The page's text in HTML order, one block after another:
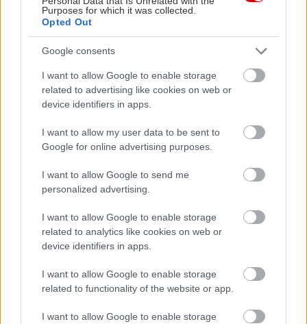
Purposes for which it was collected.
Opted Out
Google consents
I want to allow Google to enable storage
related to advertising like cookies on web or
device identifiers in apps.
I want to allow my user data to be sent to
Google for online advertising purposes.
I want to allow Google to send me
personalized advertising.
I want to allow Google to enable storage
related to analytics like cookies on web or
device identifiers in apps.
I want to allow Google to enable storage
related to functionality of the website or app.
I want to allow Google to enable storage
Ένα κρητικό νεοκαφενείο, μικρό αλλά άκρως
φιλόξενο και παρεΐστικο, μπαίνει σε ρυθμούς
καλοκαιριού, απλώνει τα τραπεζάκια στο φαρδύ
πεζοδρόμιο, στήνοντας ένα υπαίθριο ρακάδικο
που ποντάρει στις παραδοσιακές γεύσεις. Ντάκος,
σφακιανές πίτες, μαραθόπιτες, τσιγαριαστά
μανιτάρια, απάκι κοτόπουλο και ρακές θα σας
χορτάσουν, χωρίς να πληρώσετε πάνω από 15€ το